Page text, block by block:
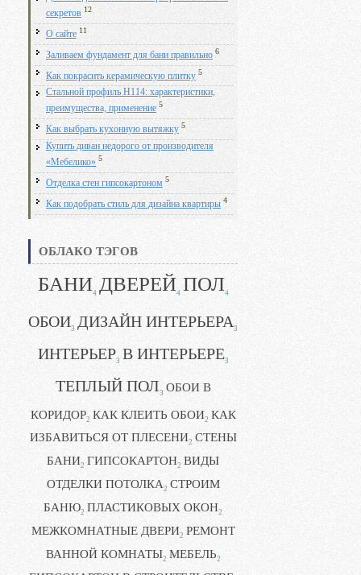
секретов 12
О сайте 11
Заливаем фундамент для бани правильно 6
Как покрасить керамическую плитку 5
Стальной профиль Н114: характеристики,
преимущества, применение 5
Как выбрать кухонную вытяжку 5
Купить диван недорого от производителя
«Мебелико» 5
Отделка стен гипсокартоном 5
Как подобрать стиль для дизайна квартиры 4
ОБЛАКО ТЭГОВ
БАНИ4 ДВЕРЕЙ4 ПОЛ4
ОБОИ3 ДИЗАЙН ИНТЕРЬЕРА3
ИНТЕРЬЕР3 В ИНТЕРЬЕРЕ3
ТЕПЛЫЙ ПОЛ3 ОБОИ В
КОРИДОР2 КАК КЛЕИТЬ ОБОИ2 КАК
ИЗБАВИТЬСЯ ОТ ПЛЕСЕНИ2 СТЕНЫ
БАНИ2 ГИПСОКАРТОН2 ВИДЫ
ОТДЕЛКИ ПОТОЛКА2 СТРОИМ
БАНЮ2 ПЛАСТИКОВЫХ ОКОН2
МЕЖКОМНАТНЫЕ ДВЕРИ2 РЕМОНТ
ВАННОЙ КОМНАТЫ2 МЕБЕЛЬ2